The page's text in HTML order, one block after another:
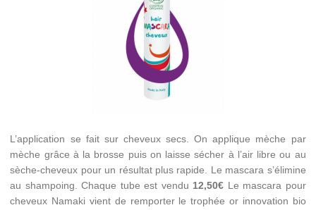
L’application se fait sur cheveux secs. On applique mèche par
mèche grâce à la brosse puis on laisse sécher à l’air libre ou au
sèche-cheveux pour un résultat plus rapide. Le mascara s’élimine
au shampoing. Chaque tube est vendu 12,50€ Le mascara pour
cheveux Namaki vient de remporter le trophée or innovation bio